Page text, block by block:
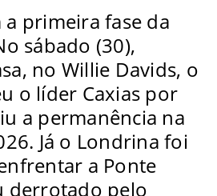
primeira fase da
sábado (30),
no Willie Davids, o
o líder Caxias por
a permanência na
Já o Londrina foi
a Ponte
derrotado pelo